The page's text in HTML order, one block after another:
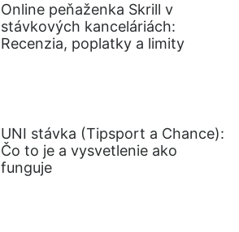
Online peňaženka Skrill v
stávkových kanceláriách:
Recenzia, poplatky a limity
UNI stávka (Tipsport a Chance):
Čo to je a vysvetlenie ako
funguje